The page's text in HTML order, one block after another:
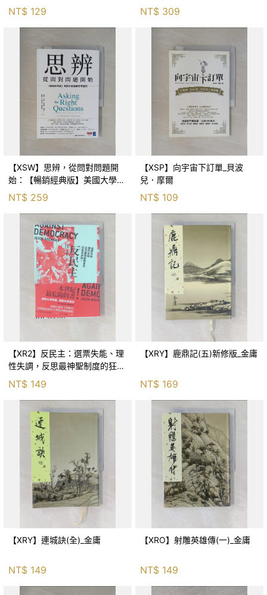
NT$ 129
員_巨人傑
NT$ 309
【XSW】思辨，從問對問題開
始：【暢銷經典版】美國大學邏
輯思考聖經_尼爾．布朗, 史都
華．基里, 羅耀宗, 蔡宏明, 黃賓
NT$ 259
【XSP】向宇宙下訂單_貝波
兒．摩爾
NT$ 109
【XR2】反民主：選票失能、理
性失調，反思最神聖制度的狂亂
NT$ 149
【XRY】鹿鼎記(五)新修版_金庸
NT$ 169
【XRY】連城訣(全)_金庸
NT$ 149
【XRO】射雕英雄傳(一)_金庸
NT$ 149